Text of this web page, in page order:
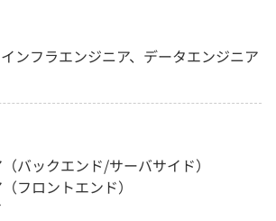
ンフラエンジニア、データエンジニア
バックエンド/サーバサイド）
フロントエンド）